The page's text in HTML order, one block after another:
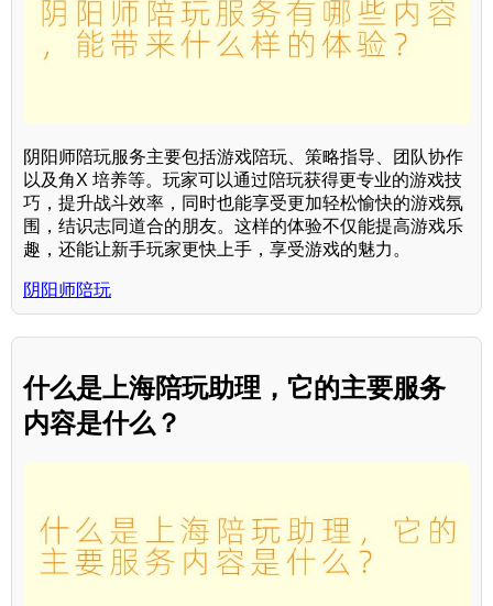
阴阳师陪玩服务主要包括游戏陪玩、策略指导、团队协作
以及角X 培养等。玩家可以通过陪玩获得更专业的游戏技
巧，提升战斗效率，同时也能享受更加轻松愉快的游戏氛
围，结识志同道合的朋友。这样的体验不仅能提高游戏乐
趣，还能让新手玩家更快上手，享受游戏的魅力。
阴阳师陪玩
什么是上海陪玩助理，它的主要服务
内容是什么？